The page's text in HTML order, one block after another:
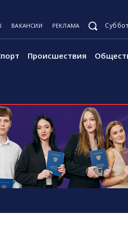
ВАКАНСИИ РЕКЛАМА
Происшествия